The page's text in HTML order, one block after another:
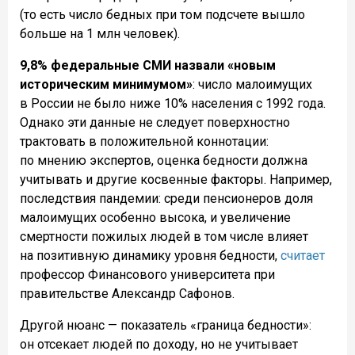
(то есть число бедных при том подсчете вышло
больше на 1 млн человек).
9,8% федеральные СМИ назвали «новым
историческим минимумом»: число малоимущих
в России не было ниже 10% населения с 1992 года.
Однако эти данные не следует поверхностно
трактовать в положительной коннотации:
по мнению экспертов, оценка бедности должна
учитывать и другие косвенные факторы. Например,
последствия пандемии: среди пенсионеров доля
малоимущих особенно высока, и увеличение
смертности пожилых людей в том числе влияет
на позитивную динамику уровня бедности, считает
профессор Финансового университета при
правительстве Александр Сафонов.
Другой нюанс — показатель «граница бедности»:
он отсекает людей по доходу, но не учитывает